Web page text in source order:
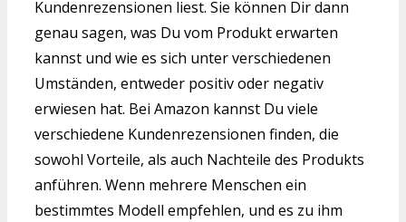
Kundenrezensionen liest. Sie können Dir dann
genau sagen, was Du vom Produkt erwarten
kannst und wie es sich unter verschiedenen
Umständen, entweder positiv oder negativ
erwiesen hat. Bei Amazon kannst Du viele
verschiedene Kundenrezensionen finden, die
sowohl Vorteile, als auch Nachteile des Produkts
anführen. Wenn mehrere Menschen ein
bestimmtes Modell empfehlen, und es zu ihm